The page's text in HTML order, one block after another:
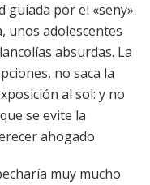
guiada por el «seny»
unos adolescentes
absurdas. La
no saca la
al sol: y no
se evite la
ahogado.
muy mucho